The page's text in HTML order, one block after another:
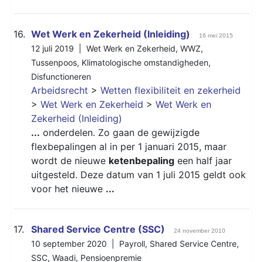
16. Wet Werk en Zekerheid (Inleiding) 16 mei 2015
12 juli 2019 | Wet Werk en Zekerheid, WWZ,
Tussenpoos, Klimatologische omstandigheden,
Disfunctioneren
Arbeidsrecht > Wetten flexibiliteit en zekerheid
> Wet Werk en Zekerheid > Wet Werk en
Zekerheid (Inleiding)
... onderdelen. Zo gaan de gewijzigde
flexbepalingen al in per 1 januari 2015, maar
wordt de nieuwe ketenbepaling een half jaar
uitgesteld. Deze datum van 1 juli 2015 geldt ook
voor het nieuwe ...
17. Shared Service Centre (SSC) 24 november 2010
10 september 2020 | Payroll, Shared Service Centre,
SSC, Waadi, Pensioenpremie